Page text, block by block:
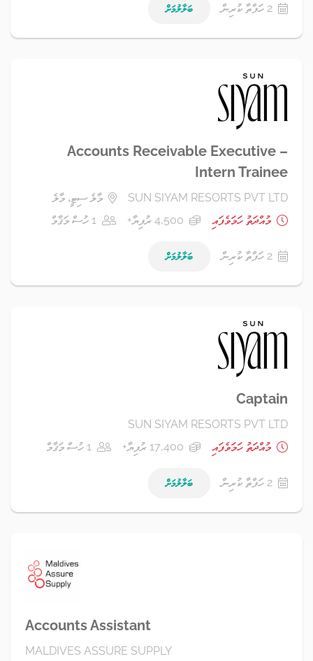
2 ހަފްތާ ކުރިން ބަލާލުމަށް
Accounts Receivable Executive –
Intern Trainee
SUN SIYAM RESORTS PVT LTD
މާލެ ސިޓީ، މާލެ
މުއްދަތު ހަމަވެފައި
4,500 ރުފިޔާ+ 1 ހުސް މަޤާމް
2 ހަފްތާ ކުރިން ބަލާލުމަށް
Captain
SUN SIYAM RESORTS PVT LTD
މުއްދަތު ހަމަވެފައި
17,400 ރުފިޔާ+ 1 ހުސް މަޤާމް
2 ހަފްތާ ކުރިން ބަލާލުމަށް
Accounts Assistant
MALDIVES ASSURE SUPPLY